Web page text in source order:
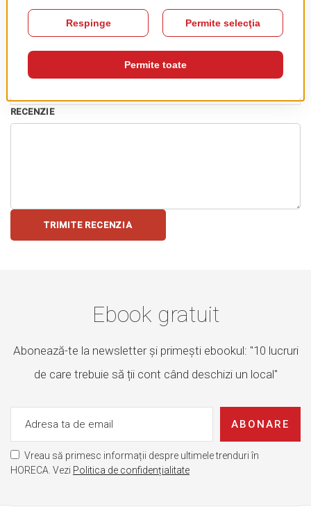
PSEUDONIM
RECENZIE
TRIMITE RECENZIA
Ebook gratuit
Abonează-te la newsletter și primești ebookul: "10 lucruri
de care trebuie să ții cont când deschizi un local"
ABONARE
Vreau să primesc informații despre ultimele trenduri în
HORECA. Vezi Politica de confidențialitate